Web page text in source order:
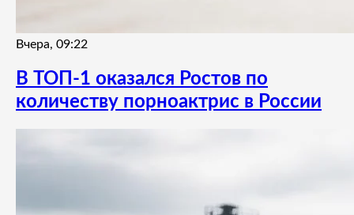
Вчера, 09:22
В ТОП-1 оказался Ростов по
количеству порноактрис в России